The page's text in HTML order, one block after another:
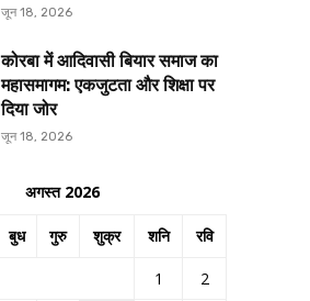
जून 18, 2026
कोरबा में आदिवासी बियार समाज का
महासमागम: एकजुटता और शिक्षा पर
दिया जोर
जून 18, 2026
अगस्त 2026
बुध गुरु शुक्र शनि रवि
1
2